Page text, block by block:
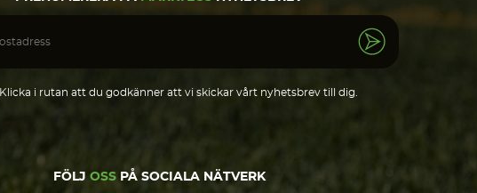
Klicka i rutan att du godkänner att vi skickar vårt nyhetsbrev till dig.
FÖLJ OSSPÅ SOCIALA NÄTVERK